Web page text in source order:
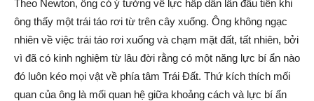
Theo Newton, ông có ý tưởng về lực hấp dẫn lần đầu tiên khi
ông thấy một trái táo rơi từ trên cây xuống. Ông không ngạc
nhiên về việc trái táo rơi xuống và chạm mặt đất, tất nhiên, bởi
vì đã có kinh nghiệm từ lâu đời rằng có một năng lực bí ẩn nào
đó luôn kéo mọi vật về phía tâm Trái Đất. Thứ kích thích mối
quan của ông là mối quan hệ giữa khoảng cách và lực bí ẩn